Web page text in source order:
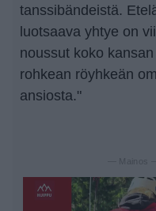
tanssibändeistä.
luotsaava yhtye on
noussut koko
rohkean röyhkeän
ansiosta."
— Mainos —